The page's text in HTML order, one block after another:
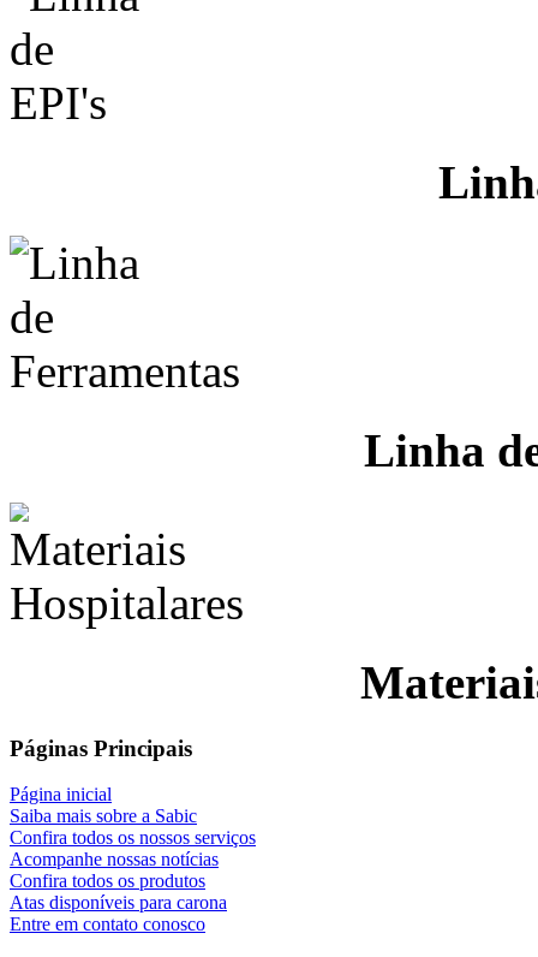
Linha
Páginas Principais
Página inicial
Saiba mais sobre a Sabic
Confira todos os nossos serviços
Acompanhe nossas notícias
Confira todos os produtos
Atas disponíveis para carona
Entre em contato conosco